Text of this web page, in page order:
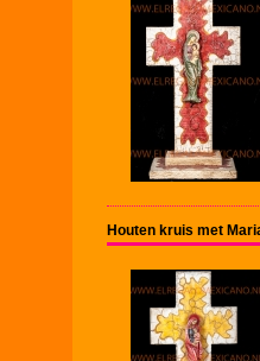
Houten kruis met